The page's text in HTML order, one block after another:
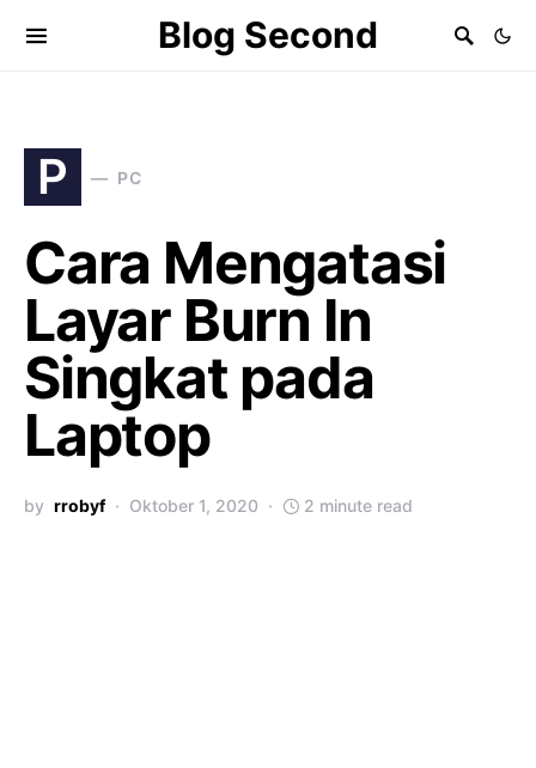
Blog Second
P PC
Cara Mengatasi
Layar Burn In
Singkat pada
Laptop
by rrobyf Oktober 1, 2020 2 minute read